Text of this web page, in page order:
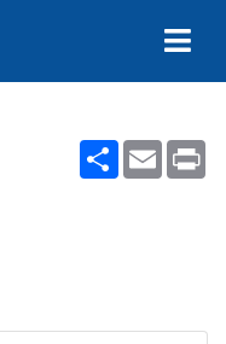
ShareEmail